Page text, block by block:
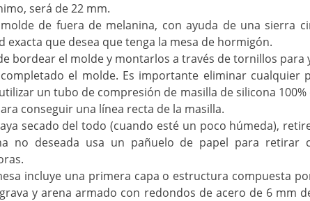
será de 22 mm.
de fuera de melanina, con ayuda de una sierra
exacta que desea que tenga la mesa de hormigón.
bordear el molde y montarlos a través de tornillos para
el molde. Es importante eliminar cualquier
un tubo de compresión de masilla de silicona
conseguir una línea recta de la masilla.
secado del todo (cuando esté un poco húmeda),
no deseada usa un pañuelo de papel para retirar
incluye una primera capa o estructura compuesta
y arena armado con redondos de acero de 6 mm